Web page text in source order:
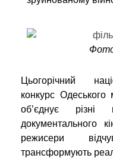
Цьогорічний
конкурс Одеського
об’єднує
документального
режисери
трансформують